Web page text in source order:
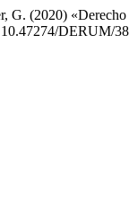
G. (2020)
DERUM/